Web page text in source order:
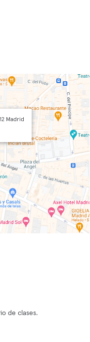
Madrid
de clases.